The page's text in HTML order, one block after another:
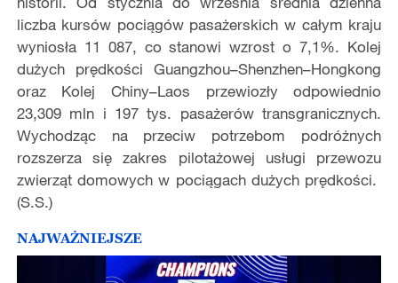
liczba kursów pociągów pasażerskich w całym kraju
wyniosła 11 087, co stanowi wzrost o 7,1%. Kolej
dużych prędkości Guangzhou–Shenzhen–Hongkong
oraz Kolej Chiny–Laos przewiozły odpowiednio
23,309 mln i 197 tys. pasażerów transgranicznych.
Wychodząc na przeciw potrzebom podróżnych
rozszerza się zakres pilotażowej usługi przewozu
zwierząt domowych w pociągach dużych prędkości.
(S.S.)
NAJWAŻNIEJSZE